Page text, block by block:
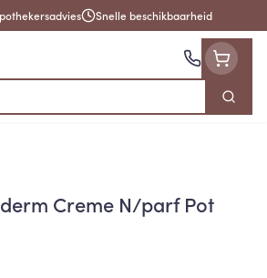
Snelle beschikbaarheid
Zoek
Creme N/parf Pot